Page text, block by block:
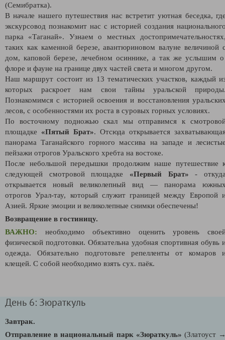
(Семибратка).
В начале нашего путешествия нас встретит уютная беседка,
экскурсовод познакомит нас с историей создания
парка «Таганай». Узнаем о местных
таких как каменной березе, авантюриновом валуне величиной
дом, каповой березе, лечебном осиннике, а так же услышим
флоре и фауне на границе двух частей света и многом другом.
Наш маршрут состоит из 13 тематических участков, каждый
которых раскроет нам свои тайны уральской
Познакомимся с историей освоения и восстановления
лесов, с особенностями их роста в суровых горных условиях.
По восточному подножью скал мы отправимся к
площадке «Пятый Брат». Отсюда открывается
панорама Таганайского горного массива на западе и
пейзажи отрогов Уральского хребта на востоке.
После небольшой передышки продолжим наше путешествие
следующей смотровой площадке «Первый Брат» -
открывается новый великолепный вид — панорама
отрогов Урал-тау, который служит границей между Европой
Азией. Яркие эмоции и великолепные снимки обеспечены!
Возвращение в гостиницу.
ВАЖНО:
необходимо объективно оценить уровень
физической подготовки. Обязательна удобная спортивная обувь
одежда. Обязательно подготовьте репелленты от комаров
клещей. С собой необходимо взять сух. паёк.
День 6: Зюраткуль
Завтрак.
Отправление в национальный парк «Зюраткуль» (Златоуст